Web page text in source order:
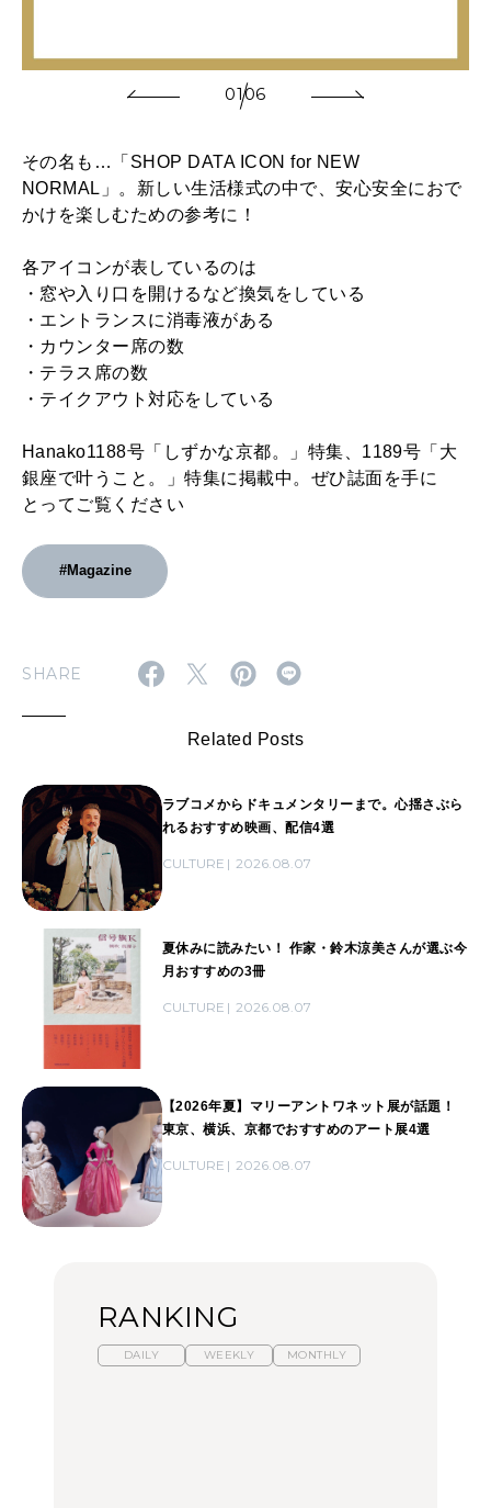
2026年3月号「スイーツ予想図 2026」
2026年1月号「猫がいれば、幸せ」
2025年12月号「お酒の新常識。」
0106
その名も…「SHOP DATA ICON for NEW
NORMAL」。新しい生活様式の中で、安心安全におで
かけを楽しむための参考に！
各アイコンが表しているのは
・窓や入り口を開けるなど換気をしている
・エントランスに消毒液がある
・カウンター席の数
・テラス席の数
・テイクアウト対応をしている
Hanako1188号「しずかな京都。」特集、1189号「大
銀座で叶うこと。」特集に掲載中。ぜひ誌面を手に
とってご覧ください
#Magazine
SHARE
Related Posts
ラブコメからドキュメンタリーまで。心揺さぶら
れるおすすめ映画、配信4選
CULTURE 2026.08.07
夏休みに読みたい！ 作家・鈴木涼美さんが選ぶ今
月おすすめの3冊
CULTURE 2026.08.07
【2026年夏】マリーアントワネット展が話題！
東京、横浜、京都でおすすめのアート展4選
CULTURE 2026.08.07
RANKING
DAILY WEEKLY MONTHLY